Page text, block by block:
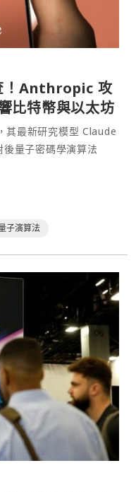
！Anthropic 攻
比特幣與以太坊
其最新研究模型 Claude
量子密碼學演算法
子演算法